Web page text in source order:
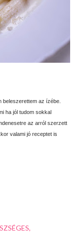
beleszerettem az ízébe.
ha jól tudom sokkal
az arról szerzett
valami jó receptet is